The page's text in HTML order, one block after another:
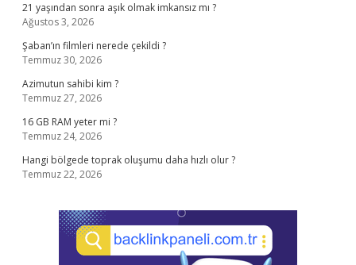
21 yaşından sonra aşık olmak imkansız mı ?
Ağustos 3, 2026
Şaban’ın filmleri nerede çekildi ?
Temmuz 30, 2026
Azimutun sahibi kim ?
Temmuz 27, 2026
16 GB RAM yeter mi ?
Temmuz 24, 2026
Hangi bölgede toprak oluşumu daha hızlı olur ?
Temmuz 22, 2026